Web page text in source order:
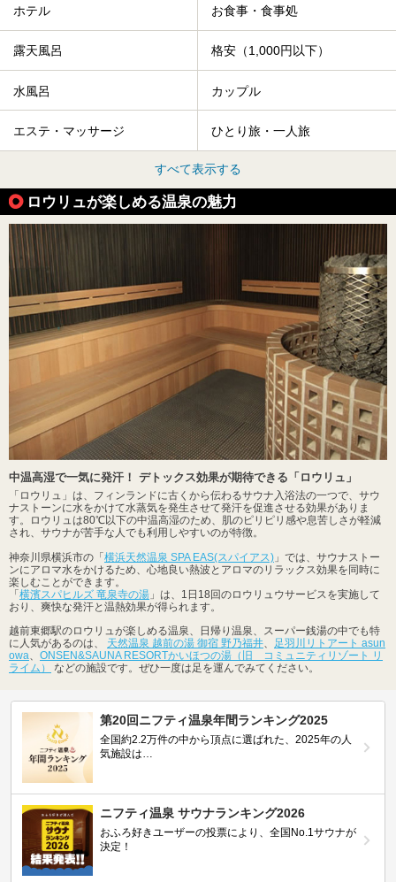
ホテル お食事・食事処
露天風呂 格安（1,000円以下）
水風呂 カップル
エステ・マッサージ ひとり旅・一人旅
すべて表示する
ロウリュが楽しめる温泉の魅力
中温高湿で一気に発汗！ デトックス効果が期待できる「ロウリュ」
「ロウリュ」は、フィンランドに古くから伝わるサウナ入浴法の一つで、サウ
ナストーンに水をかけて水蒸気を発生させて発汗を促進させる効果がありま
す。ロウリュは80℃以下の中温高湿のため、肌のピリピリ感や息苦しさが軽減
され、サウナが苦手な人でも利用しやすいのが特徴。
神奈川県横浜市の「 横浜天然温泉 SPA EAS(スパイアス) 」では、サウナストー
ンにアロマ水をかけるため、心地良い熱波とアロマのリラックス効果を同時に
楽しむことができます。
「 横濱スパヒルズ 竜泉寺の湯 」は、1日18回のロウリュウサービスを実施して
おり、爽快な発汗と温熱効果が得られます。
越前東郷駅のロウリュが楽しめる温泉、日帰り温泉、スーパー銭湯の中でも特
に人気があるのは、 天然温泉 越前の湯 御宿 野乃福井、 足羽川リトアート asun
owa、 ONSEN&SAUNA RESORTかいほつの湯（旧 コミュニティリゾート リ
ライム）
などの施設です。ぜひ一度は足を運んでみてください。
第20回ニフティ温泉年間ランキング2025
全国約2.2万件の中から頂点に選ばれた、2025年の人
気施設は…
ニフティ温泉 サウナランキング2026
おふろ好きユーザーの投票により、全国No.1サウナが
決定！